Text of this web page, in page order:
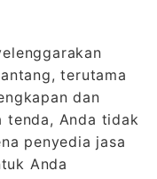
terutama
dan
tenda, Anda tidak
penyedia jasa
Anda